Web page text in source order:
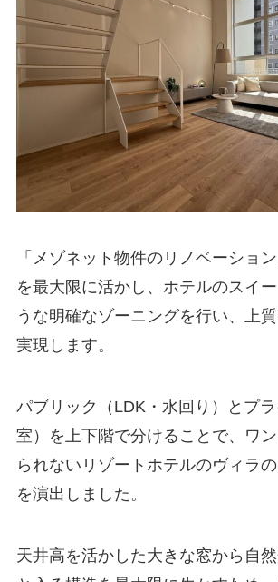
「メゾネット物件のリノベーショ
を最大限に活かし、ホテルのスイ
うな明確なゾーニングを行い、上
実現します。
パブリック（LDK・水回り）とプ
室）を上下階で分けることで、ワ
られないリゾートホテルのヴィラ
を演出しました。
天井高を活かした大きな窓から自